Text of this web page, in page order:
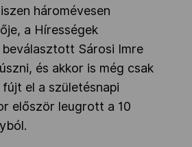
háromévesen
a Hírességek
beválasztott Sárosi Imre
és akkor is még csak
el a születésnapi
először leugrott a 10